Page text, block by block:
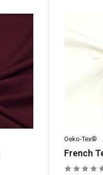
Oeko-Tex®
French